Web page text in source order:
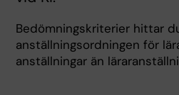
Bedömningskriterier hittar
anställningsordningen för
anställningar än